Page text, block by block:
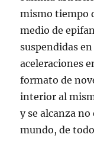
mismo tiempo
medio de
suspendidas
aceleraciones
formato de
interior al
y se alcanza
mundo, de